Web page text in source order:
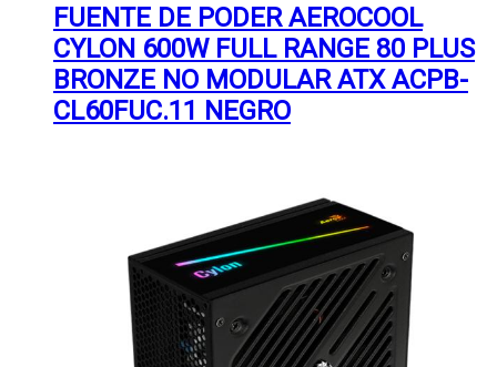
FUENTE DE PODER AEROCOOL
CYLON 600W FULL RANGE 80 PLUS
BRONZE NO MODULAR ATX ACPB-
CL60FUC.11 NEGRO